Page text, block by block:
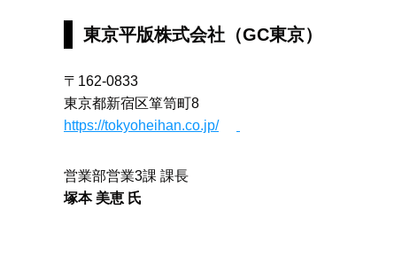
東京平版株式会社（GC東京）
〒162-0833
東京都新宿区箪笥町8
https://tokyoheihan.co.jp/
営業部営業3課 課長
塚本 美恵 氏